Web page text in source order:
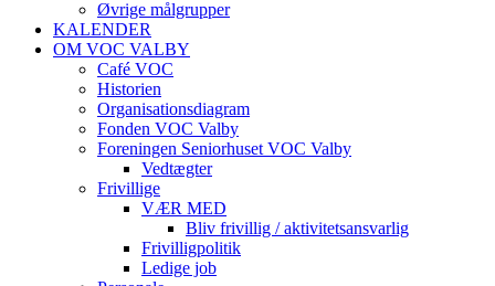
Øvrige målgrupper
KALENDER
OM VOC VALBY
Café VOC
Historien
Organisationsdiagram
Fonden VOC Valby
Foreningen Seniorhuset VOC Valby
Vedtægter
Frivillige
VÆR MED
Bliv frivillig / aktivitetsansvarlig
Frivilligpolitik
Ledige job